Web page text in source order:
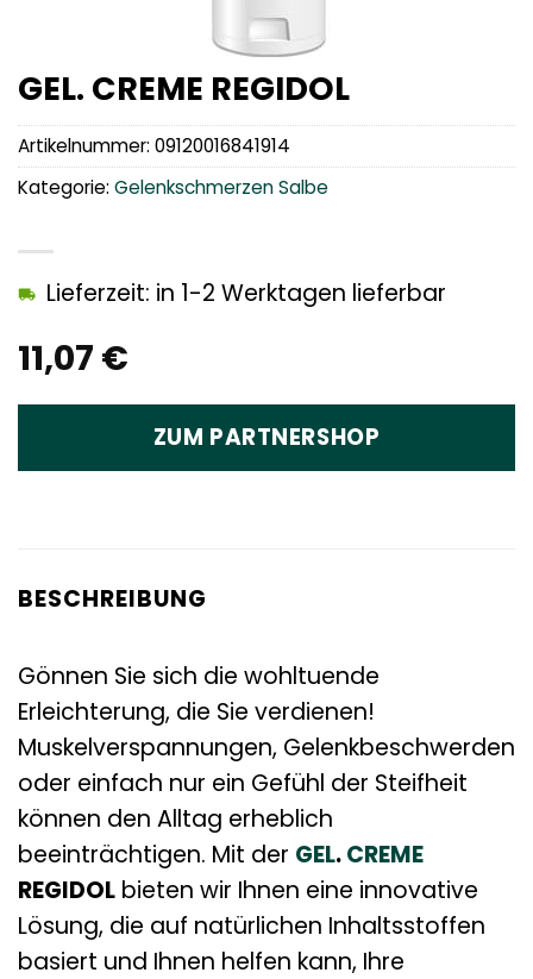
GEL. CREME REGIDOL
11,07 €
Lieferzeit: in 1-2 Werktagen lieferbar
ZUM PARTNERSHOP
Artikelnummer: 09120016841914
Kategorie: Gelenkschmerzen Salbe
BESCHREIBUNG
Gönnen Sie sich die wohltuende
Erleichterung, die Sie verdienen!
Muskelverspannungen, Gelenkbeschwerden
oder einfach nur ein Gefühl der Steifheit
können den Alltag erheblich
beeinträchtigen. Mit der GEL.CREME
REGIDOL bieten wir Ihnen eine innovative
Lösung, die auf natürlichen Inhaltsstoffen
basiert und Ihnen helfen kann, Ihre